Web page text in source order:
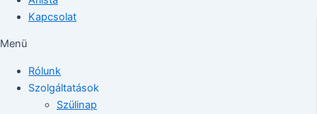
Kapcsolat
Menü
Rólunk
Szolgáltatások
Szülinap